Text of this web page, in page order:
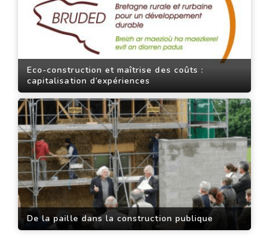
Eco-construction et maîtrise des coûts :
capitalisation d’expériences
De la paille dans la construction publique